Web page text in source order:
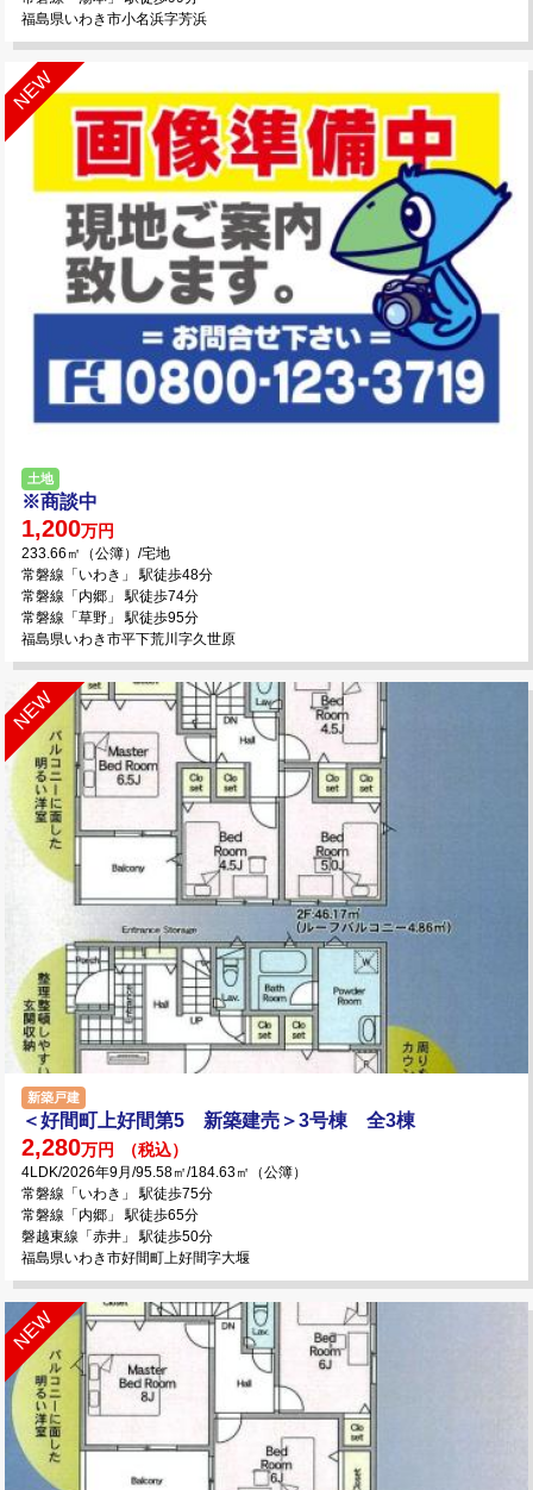
福島県いわき市小名浜字芳浜
土地
※商談中
1,200万円
233.66㎡（公簿）/宅地
常磐線「いわき」 駅徒歩48分
常磐線「内郷」 駅徒歩74分
常磐線「草野」 駅徒歩95分
福島県いわき市平下荒川字久世原
新築戸建
＜好間町上好間第5 新築建売＞3号棟 全3棟
2,280万円 （税込）
4LDK/2026年9月/95.58㎡/184.63㎡（公簿）
常磐線「いわき」 駅徒歩75分
常磐線「内郷」 駅徒歩65分
磐越東線「赤井」 駅徒歩50分
福島県いわき市好間町上好間字大堰